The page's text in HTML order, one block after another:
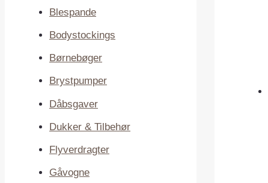
Blespande
Bodystockings
Børnebøger
Brystpumper
Dåbsgaver
Dukker & Tilbehør
Flyverdragter
Gåvogne